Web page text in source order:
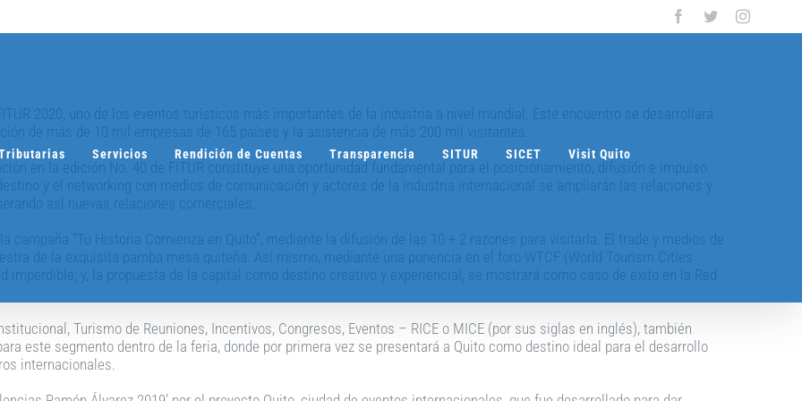
Facebook
Twitter
Servicios Rendición de Cuentas Transparencia SITUR SICET Visit Quito
2020, uno de los eventos turísticos más importantes de la industria a nivel mundial. Este encuentro se desarrollará
de más de 10 mil empresas de 165 países y la asistencia de más 200 mil visitantes.
en la edición No. 40 de FITUR constituye una oportunidad fundamental para el posicionamiento, difusión e impulso
y el networking con medios de comunicación y actores de la industria internacional se ampliarán las relaciones y
así nuevas relaciones comerciales.
“Tu Historia Comienza en Quito”, mediante la difusión de las 10 + 2 razones para visitarla. El trade y medios de
de la exquisita pamba mesa quiteña. Así mismo, mediante una ponencia en el foro WTCF (World Tourism Cities
imperdible; y, la propuesta de la capital como destino creativo y experiencial, se mostrará como caso de éxito en la Red
Turismo de Reuniones, Incentivos, Congresos, Eventos – RICE o MICE (por sus siglas en inglés), también
este segmento dentro de la feria, donde por primera vez se presentará a Quito como destino ideal para el desarrollo
internacionales.